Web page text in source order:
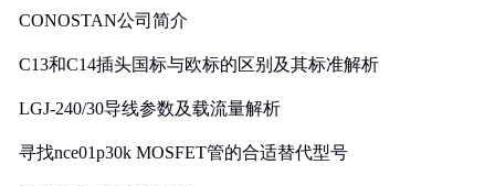
CONOSTAN公司简介
C13和C14插头国标与欧标的区别及其标准解析
LGJ-240/30导线参数及载流量解析
寻找nce01p30k MOSFET管的合适替代型号